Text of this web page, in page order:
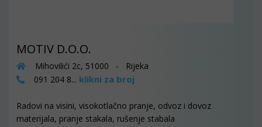
MOTIV D.O.O.
Mihovilići 2c, 51000 - Rijeka
091 204 8... klikni za broj
Radovi na visini, visokotlačno pranje, odvoz i dovoz
materijala, pranje stakala, rušenje stabala